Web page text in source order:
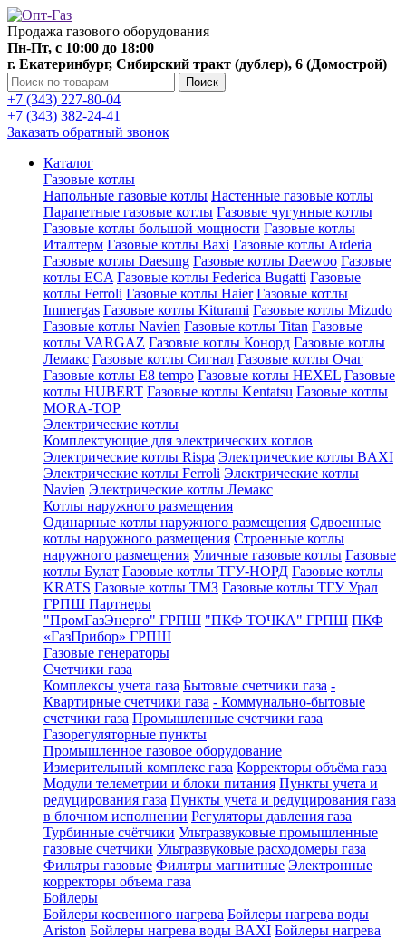
Продажа газового оборудования
Пн-Пт, с 10:00 до 18:00
г. Екатеринбург, Сибирский тракт (дублер), 6 (Домострой)
Поиск
+7 (343) 227-80-04
+7 (343) 382-24-41
Заказать обратный звонок
Каталог
Газовые котлы
Напольные газовые котлы Настенные газовые котлы
Парапетные газовые котлы Газовые чугунные котлы
Газовые котлы большой мощности Газовые котлы
Италтерм Газовые котлы Baxi Газовые котлы Arderia
Газовые котлы Daesung Газовые котлы Daewoo Газовые
котлы ECA Газовые котлы Federica Bugatti Газовые
котлы Ferroli Газовые котлы Haier Газовые котлы
Immergas Газовые котлы Kiturami Газовые котлы Mizudo
Газовые котлы Navien Газовые котлы Titan Газовые
котлы VARGAZ Газовые котлы Конорд Газовые котлы
Лемакс Газовые котлы Сигнал Газовые котлы Очаг
Газовые котлы E8 tempo Газовые котлы HEXEL Газовые
котлы HUBERT Газовые котлы Kentatsu Газовые котлы
MORA-TOP
Электрические котлы
Комплектующие для электрических котлов
Электрические котлы Rispa Электрические котлы BAXI
Электрические котлы Ferroli Электрические котлы
Navien Электрические котлы Лемакс
Котлы наружного размещения
Одинарные котлы наружного размещения Сдвоенные
котлы наружного размещения Строенные котлы
наружного размещения Уличные газовые котлы Газовые
котлы Булат Газовые котлы ТГУ-НОРД Газовые котлы
KRATS Газовые котлы ТМЗ Газовые котлы ТГУ Урал
ГРПШ Партнеры
"ПромГазЭнерго" ГРПШ "ПКФ ТОЧКА" ГРПШ ПКФ
«ГазПрибор» ГРПШ
Газовые генераторы
Счетчики газа
Комплексы учета газа Бытовые счетчики газа -
Квартирные счетчики газа - Коммунально-бытовые
счетчики газа Промышленные счетчики газа
Газорегуляторные пункты
Промышленное газовое оборудование
Измерительный комплекс газа Корректоры объёма газа
Модули телеметрии и блоки питания Пункты учета и
редуцирования газа Пункты учета и редуцирования газа
в блочном исполнении Регуляторы давления газа
Турбинные счётчики Ультразвуковые промышленные
газовые счетчики Ультразвуковые расходомеры газа
Фильтры газовые Фильтры магнитные Электронные
корректоры объема газа
Бойлеры
Бойлеры косвенного нагрева Бойлеры нагрева воды
Ariston Бойлеры нагрева воды BAXI Бойлеры нагрева